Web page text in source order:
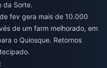
da Sorte.
fev gera mais de 10.000
de um farm melhorado, em
o Quiosque. Retornos